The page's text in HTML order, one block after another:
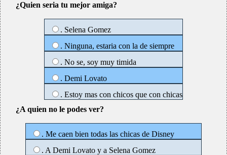
¿Quien seria tu mejor amiga?
. Selena Gomez
. Ninguna, estaria con la de siempre
. No se, soy muy timida
. Demi Lovato
. Estoy mas con chicos que con chicas
¿A quien no le podes ver?
. Me caen bien todas las chicas de Disney
. A Demi Lovato y a Selena Gomez